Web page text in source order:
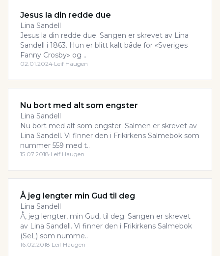
Jesus la din redde due
Lina Sandell
Jesus la din redde due. Sangen er skrevet av Lina
Sandell i 1863. Hun er blitt kalt både for «Sveriges
Fanny Crosby» og ..
02.01.2024·Leif Haugen
Nu bort med alt som engster
Lina Sandell
Nu bort med alt som engster. Salmen er skrevet av
Lina Sandell. Vi finner den i Frikirkens Salmebok som
nummer 559 med t..
15.07.2018·Leif Haugen
Å jeg lengter min Gud til deg
Lina Sandell
Å, jeg lengter, min Gud, til deg. Sangen er skrevet
av Lina Sandell. Vi finner den i Frikirkens Salmebok
(SeL) som numme..
16.02.2018·Leif Haugen